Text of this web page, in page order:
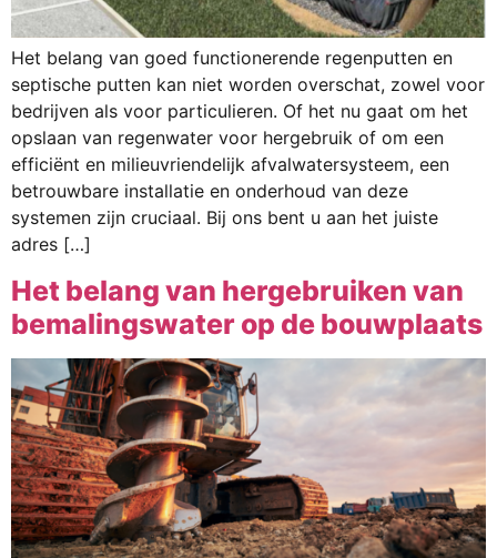
Het belang van goed functionerende regenputten en
septische putten kan niet worden overschat, zowel voor
bedrijven als voor particulieren. Of het nu gaat om het
opslaan van regenwater voor hergebruik of om een
efficiënt en milieuvriendelijk afvalwatersysteem, een
betrouwbare installatie en onderhoud van deze
systemen zijn cruciaal. Bij ons bent u aan het juiste
adres […]
Het belang van hergebruiken van
bemalingswater op de bouwplaats